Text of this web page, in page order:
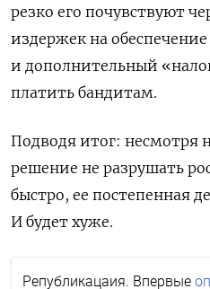
резко его почувствуют
издержек на обеспечение
и дополнительный
платить бандитам.
Подводя итог: несмотря
решение не разрушать
быстро, ее постепенная
И будет хуже.
Републикацаия. Впервые